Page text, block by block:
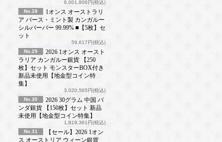
6,001,806円(税込)
No.28
1オンス オーストラリ
ア パース・ミント製 カンガルー
シルバーバー 99.99% ■【5枚】セ
ット
59,617円(税込)
No.29
2026 1オンス オースト
ラリア カンガルー銀貨 【250
枚】セット モンスターBOX付き
新品未使用【地金型コイン特
集】
3,020,565円(税込)
No.30
2026 30グラム 中国 パ
ンダ銀貨 【150枚】セット 新品
未使用【地金型コイン特集】
1,819,361円(税込)
No.31
【セール】2026 1オン
ス オーストリア ウィーン銀貨